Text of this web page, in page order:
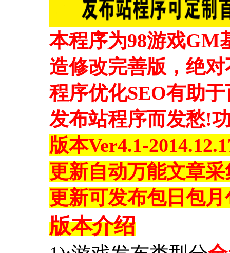
本程序为98游戏GM
造修改完善版，绝
程序优化SEO有助
发布站程序而发愁!
版本Ver4.1-
更新自动万能文章
更新可发布包日包
版本介绍